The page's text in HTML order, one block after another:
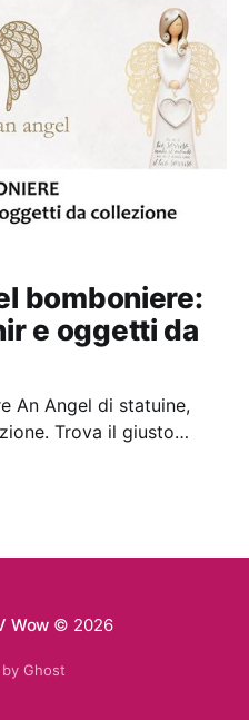
bomboniere:
e oggetti da
An Angel di statuine,
Trova il giusto
Wow © 2026
Ghost